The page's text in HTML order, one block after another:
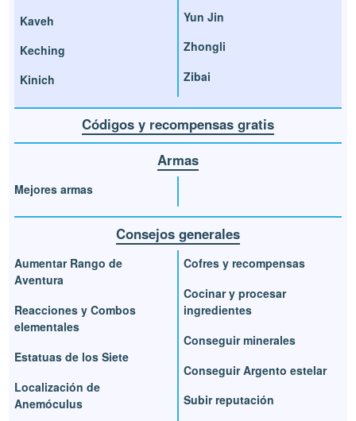
Kaveh
Keching
Kinich
Yun Jin
Zhongli
Zibai
Códigos y recompensas gratis
Armas
Mejores armas
Consejos generales
Aumentar Rango de
Aventura
Reacciones y Combos
elementales
Estatuas de los Siete
Localización de
Anemóculus
Cofres y recompensas
Cocinar y procesar
ingredientes
Conseguir minerales
Conseguir Argento estelar
Subir reputación